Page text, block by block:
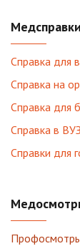
Медсправки
Справка для
Справка на
Справка для
Справка в ВУЗ
Справки для